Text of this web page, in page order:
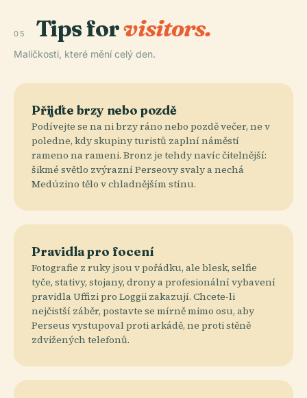
05 Tips forvisitors.
Maličkosti, které mění celý den.
Přijďte brzy nebo pozdě
Podívejte se na ni brzy ráno nebo pozdě večer, ne v
poledne, kdy skupiny turistů zaplní náměstí
rameno na rameni. Bronz je tehdy navíc čitelnější:
šikmé světlo zvýrazní Perseovy svaly a nechá
Medúzino tělo v chladnějším stínu.
Pravidla pro focení
Fotografie z ruky jsou v pořádku, ale blesk, selfie
tyče, stativy, stojany, drony a profesionální vybavení
pravidla Uffizi pro Loggii zakazují. Chcete-li
nejčistší záběr, postavte se mírně mimo osu, aby
Perseus vystupoval proti arkádě, ne proti stěně
zdvižených telefonů.